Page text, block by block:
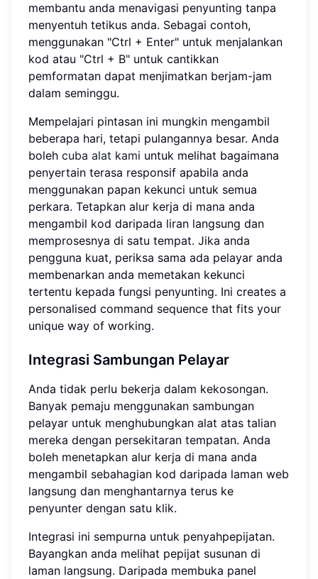
membantu anda menavigasi penyunting tanpa
menyentuh tetikus anda. Sebagai contoh,
menggunakan "Ctrl + Enter" untuk menjalankan
kod atau "Ctrl + B" untuk cantikkan
pemformatan dapat menjimatkan berjam-jam
dalam seminggu.
Mempelajari pintasan ini mungkin mengambil
beberapa hari, tetapi pulangannya besar. Anda
boleh cuba alat kami untuk melihat bagaimana
penyertain terasa responsif apabila anda
menggunakan papan kekunci untuk semua
perkara. Tetapkan alur kerja di mana anda
mengambil kod daripada liran langsung dan
memprosesnya di satu tempat. Jika anda
pengguna kuat, periksa sama ada pelayar anda
membenarkan anda memetakan kekunci
tertentu kepada fungsi penyunting. Ini creates a
personalised command sequence that fits your
unique way of working.
Integrasi Sambungan Pelayar
Anda tidak perlu bekerja dalam kekosongan.
Banyak pemaju menggunakan sambungan
pelayar untuk menghubungkan alat atas talian
mereka dengan persekitaran tempatan. Anda
boleh menetapkan alur kerja di mana anda
mengambil sebahagian kod daripada laman web
langsung dan menghantarnya terus ke
penyunter dengan satu klik.
Integrasi ini sempurna untuk penyahpepijatan.
Bayangkan anda melihat pepijat susunan di
laman langsung. Daripada membuka panel